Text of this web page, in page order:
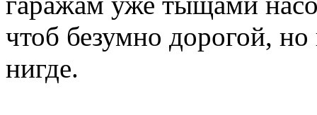
чтоб безумно дорогой, но
нигде.